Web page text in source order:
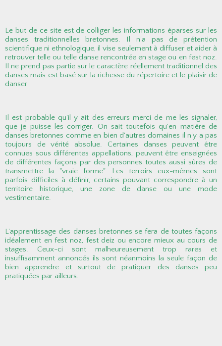
Le but de ce site est de colliger les informations éparses sur les
danses traditionnelles bretonnes. Il n'a pas de prétention
scientifique ni ethnologique, il vise seulement à diffuser et aider à
retrouver telle ou telle danse rencontrée en stage ou en fest noz.
Il ne prend pas partie sur le caractère réellement traditionnel des
danses mais est basé sur la richesse du répertoire et le plaisir de
danser
Il est probable qu'il y ait des erreurs merci de me les signaler,
que je puisse les corriger. On sait toutefois qu'en matière de
danses bretonnes comme en bien d'autres domaines il n'y a pas
toujours de vérité absolue. Certaines danses peuvent être
connues sous différentes appellations, peuvent être enseignées
de différentes façons par des personnes toutes aussi sûres de
transmettre la "vraie forme". Les terroirs eux-mêmes sont
parfois difficiles à définir, certains pouvant correspondre à un
territoire historique, une zone de danse ou une mode
vestimentaire.
L'apprentissage des danses bretonnes se fera de toutes façons
idéalement en fest noz, fest deiz ou encore mieux au cours de
stages. Ceux-ci sont malheureusement trop rares et
insuffisamment annoncés ils sont néanmoins la seule façon de
bien apprendre et surtout de pratiquer des danses peu
pratiquées par ailleurs.